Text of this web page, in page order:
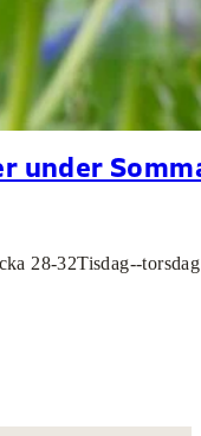
under
28-32Tisdag--